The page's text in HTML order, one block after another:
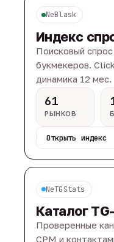
NeBlask
Индекс
Поисковый
букмекеров.
динамика 12 мес.
61
РЫНКОВ
Открыть индекс
NeTGStats
Каталог
Проверенные
CPM и